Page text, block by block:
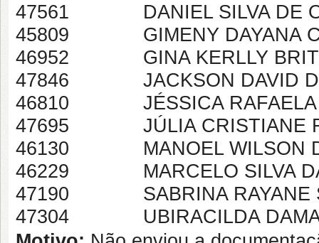
47561 DANIEL SILVA DE
45809 GIMENY DAYANA
46952 GINA KERLLY BRITO
47846 JACKSON DAVID DO
46810 JÉSSICA RAFAELA
47695 JÚLIA CRISTIANE
46130 MANOEL WILSON
46229 MARCELO SILVA
47190 SABRINA RAYANE
47304 UBIRACILDA